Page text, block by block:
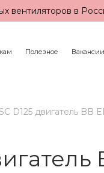
вентиляторов в
Полезное Вакансии
D125 двигатель BB